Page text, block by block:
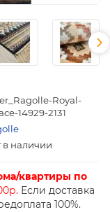
Royal-
14929-2131
в наличии
квартиры по
Если доставка
100%.